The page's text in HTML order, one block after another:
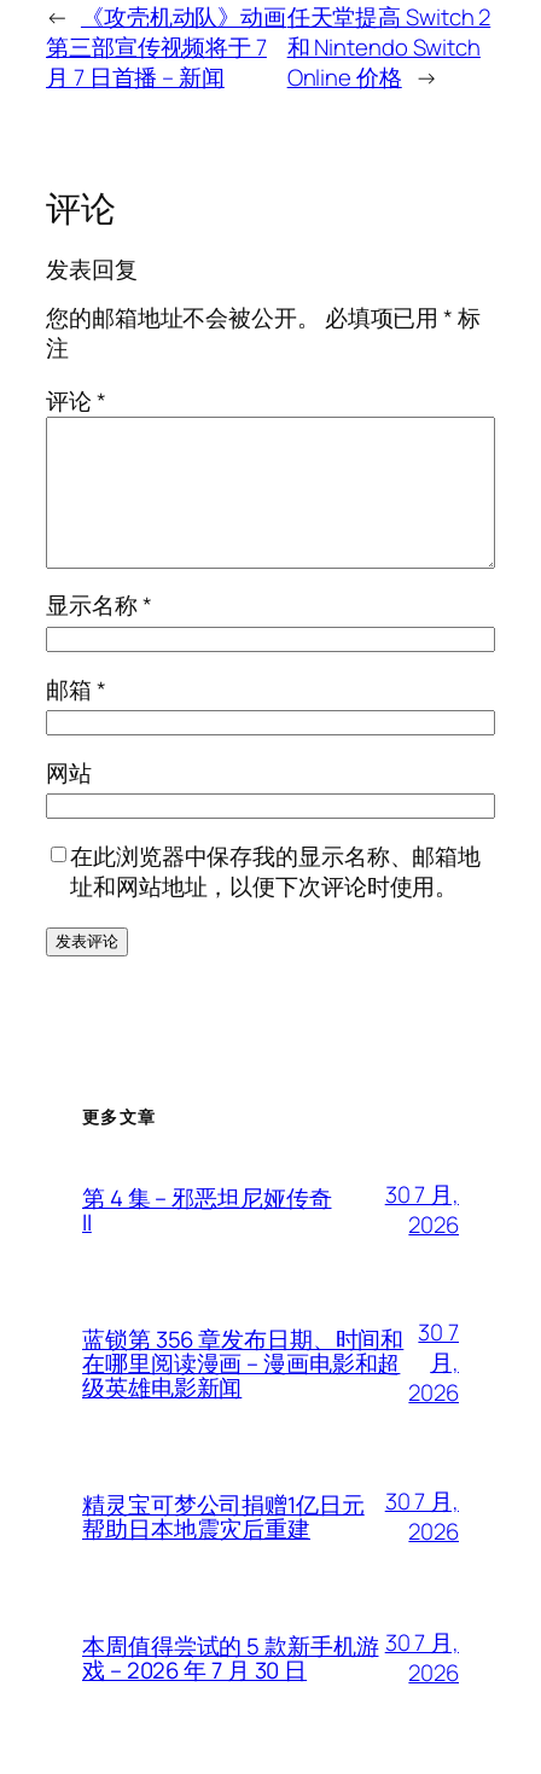
←
《攻壳机动队》动画
第三部宣传视频将于 7
月 7 日首播 – 新闻
任天堂提高 Switch 2
和 Nintendo Switch
Online 价格 →
评论
发表回复
您的邮箱地址不会被公开。
必填项已用*标
注
评论*
显示名称*
邮箱*
网站
在此浏览器中保存我的显示名称、邮箱地
址和网站地址，以便下次评论时使用。
更多文章
第 4 集 – 邪恶坦尼娅传奇
II
30 7 月,
2026
蓝锁第 356 章发布日期、时间和
在哪里阅读漫画 – 漫画电影和超
级英雄电影新闻
30 7
月,
2026
精灵宝可梦公司捐赠1亿日元
帮助日本地震灾后重建
30 7 月,
2026
本周值得尝试的 5 款新手机游
戏 – 2026 年 7 月 30 日
30 7 月,
2026